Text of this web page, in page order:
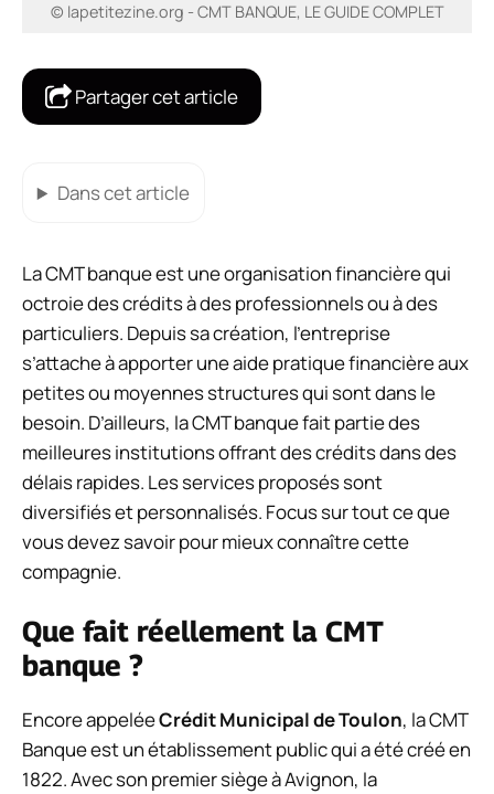
© lapetitezine.org - CMT BANQUE, LE GUIDE COMPLET
Partager cet article
Dans cet article
La CMT banque est une organisation financière qui
octroie des crédits à des professionnels ou à des
particuliers. Depuis sa création, l’entreprise
s’attache à apporter une aide pratique financière aux
petites ou moyennes structures qui sont dans le
besoin. D’ailleurs, la CMT banque fait partie des
meilleures institutions offrant des crédits dans des
délais rapides. Les services proposés sont
diversifiés et personnalisés. Focus sur tout ce que
vous devez savoir pour mieux connaître cette
compagnie.
Que fait réellement la CMT
banque ?
Encore appeléeCrédit Municipal de Toulon, la CMT
Banque est un établissement public qui a été créé en
1822. Avec son premier siège à Avignon, la